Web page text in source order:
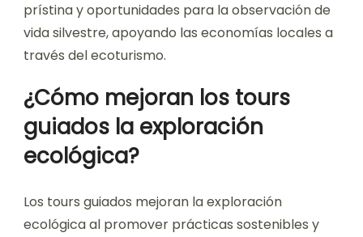
prístina y oportunidades para la observación de
vida silvestre, apoyando las economías locales a
través del ecoturismo.
¿Cómo mejoran los tours
guiados la exploración
ecológica?
Los tours guiados mejoran la exploración
ecológica al promover prácticas sostenibles y